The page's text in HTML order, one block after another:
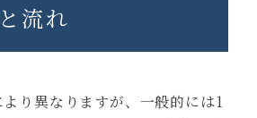
流れ
り異なりますが、一般的には1